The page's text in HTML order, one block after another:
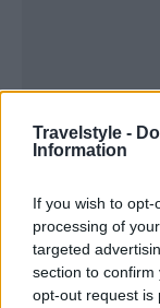
Travelstyle -
Information
If you wish to
processing of
targeted
section to
opt-out request is